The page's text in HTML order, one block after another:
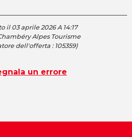
il 03 aprile 2026 A 14:17
Alpes Tourisme
dell'offerta : 105359)
un errore